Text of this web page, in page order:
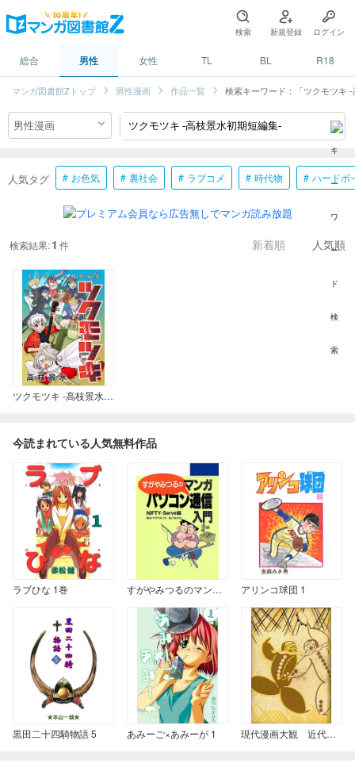
検索 新規登録 ログイン
総合 男性 女性 TL BL R18
マンガ図書館Zトップ 男性漫画 作品一覧 検索キーワード：「ツクモツキ
人気タグ お色気 裏社会 ラブコメ 時代物 ハードボ
検索結果:1 件 新着順 人気順
ツクモツキ -高枝景水初期短編集-
今読まれている人気無料作品
ラブひな 1巻 すがやみつるのマンガパソコン通信入門 NIFTY-Serve編 アリンコ球団 1
黒田二十四騎物語 5 あみーご×あみーが 1 現代漫画大観 近代日本漫画集